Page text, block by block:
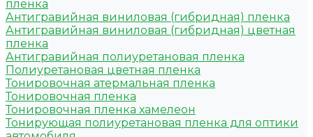
пленка
Антигравийная виниловая (гибридная) пленка
Антигравийная виниловая (гибридная) цветная
пленка
Антигравийная полиуретановая пленка
Полиуретановая цветная пленка
Тонировочная атермальная пленка
Тонировочная пленка
Тонировочная пленка хамелеон
Тонирующая полиуретановая пленка для оптики